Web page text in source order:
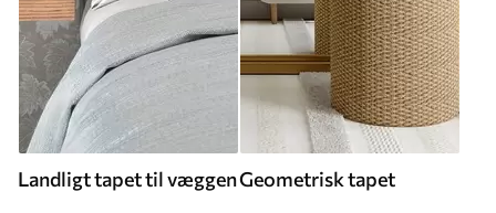
Landligt tapet til væggenGeometrisk tapet